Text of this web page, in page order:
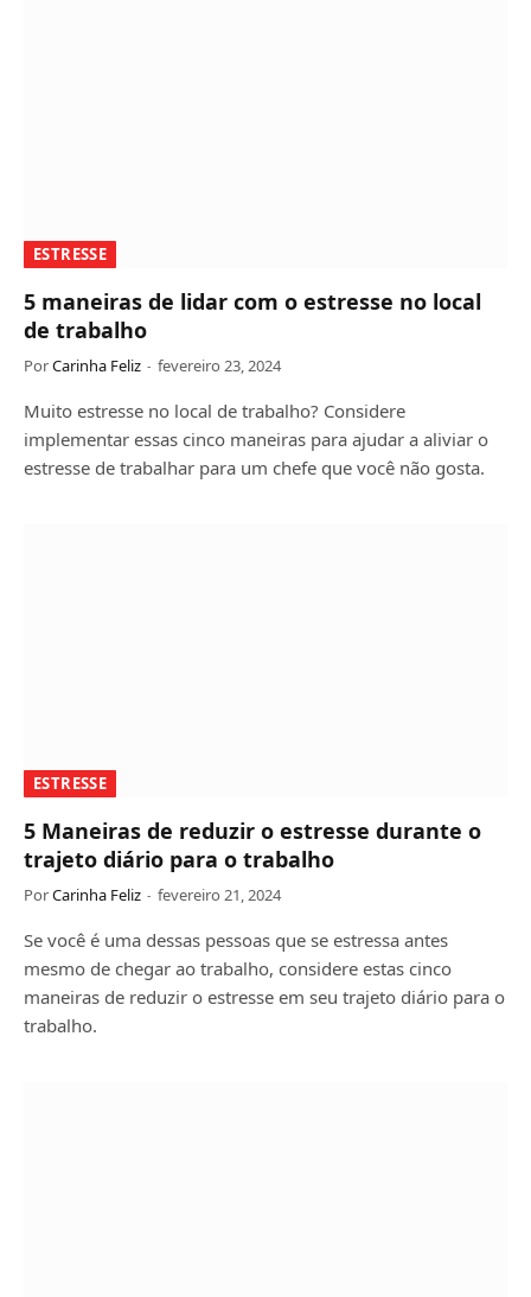
ESTRESSE
5 maneiras de lidar com o estresse no local
de trabalho
PorCarinha Feliz fevereiro 23, 2024
Muito estresse no local de trabalho? Considere
implementar essas cinco maneiras para ajudar a aliviar o
estresse de trabalhar para um chefe que você não gosta.
ESTRESSE
5 Maneiras de reduzir o estresse durante o
trajeto diário para o trabalho
PorCarinha Feliz fevereiro 21, 2024
Se você é uma dessas pessoas que se estressa antes
mesmo de chegar ao trabalho, considere estas cinco
maneiras de reduzir o estresse em seu trajeto diário para o
trabalho.